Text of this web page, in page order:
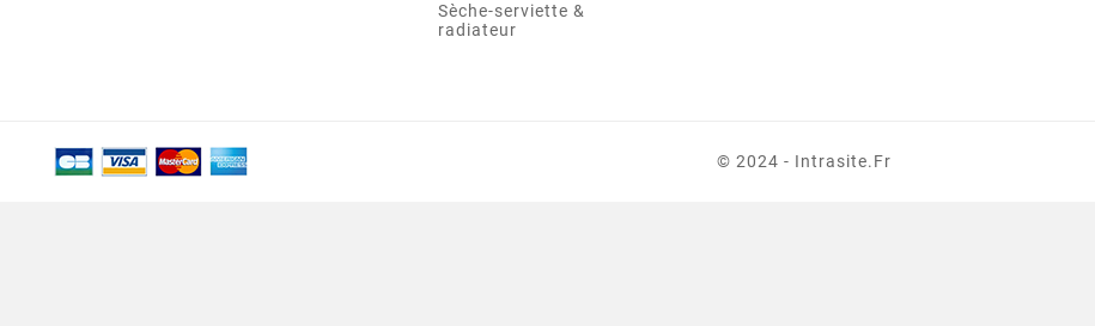
Sèche-serviette &
radiateur
© 2024 - Intrasite.fr